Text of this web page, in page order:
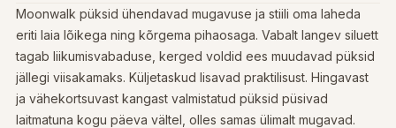
Moonwalk püksid ühendavad mugavuse ja stiili oma laheda
eriti laia lõikega ning kõrgema pihaosaga. Vabalt langev siluett
tagab liikumisvabaduse, kerged voldid ees muudavad püksid
jällegi viisakamaks. Küljetaskud lisavad praktilisust. Hingavast
ja vähekortsuvast kangast valmistatud püksid püsivad
laitmatuna kogu päeva vältel, olles samas ülimalt mugavad.